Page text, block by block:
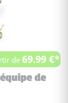
de69.99 €*
de